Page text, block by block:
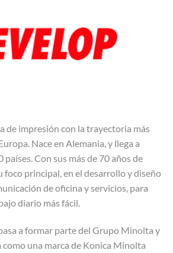
de impresión con la trayectoria más
Nace en Alemania, y llega a
Con sus más de 70 años de
foco principal, en el desarrollo y diseño
de oficina y servicios, para
diario más fácil.
a formar parte del Grupo Minolta y
como una marca de Konica Minolta